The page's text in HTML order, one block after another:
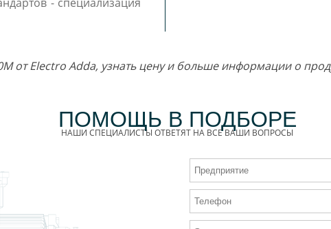
от Electro Adda, узнать цену и больше информации о
ПОМОЩЬ В ПОДБОРЕ
НАШИ СПЕЦИАЛИСТЫ ОТВЕТЯТ НА ВСЕ ВАШИ ВОПРОСЫ